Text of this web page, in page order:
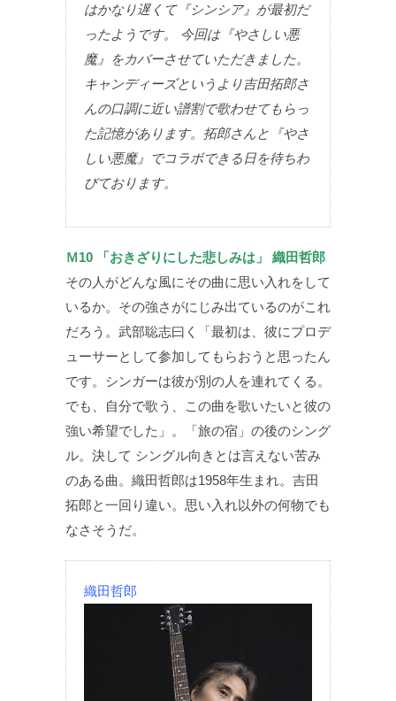
はかなり遅くて『シンシア』が最初だ
ったようです。 今回は『やさしい悪
魔』をカバーさせていただきました。
キャンディーズというより吉田拓郎さ
んの口調に近い譜割で歌わせてもらっ
た記憶があります。拓郎さんと『やさ
しい悪魔』でコラボできる日を待ちわ
びております。
Ｍ10 「おきざりにした悲しみは」 織田哲郎
その人がどんな風にその曲に思い入れをして
いるか。その強さがにじみ出ているのがこれ
だろう。武部聡志曰く「最初は、彼にプロデ
ューサーとして参加してもらおうと思ったん
です。シンガーは彼が別の人を連れてくる。
でも、自分で歌う、この曲を歌いたいと彼の
強い希望でした」。「旅の宿」の後のシング
ル。決して シングル向きとは言えない苦み
のある曲。織田哲郎は1958年生まれ。吉田
拓郎と一回り違い。思い入れ以外の何物でも
なさそうだ。
織田哲郎